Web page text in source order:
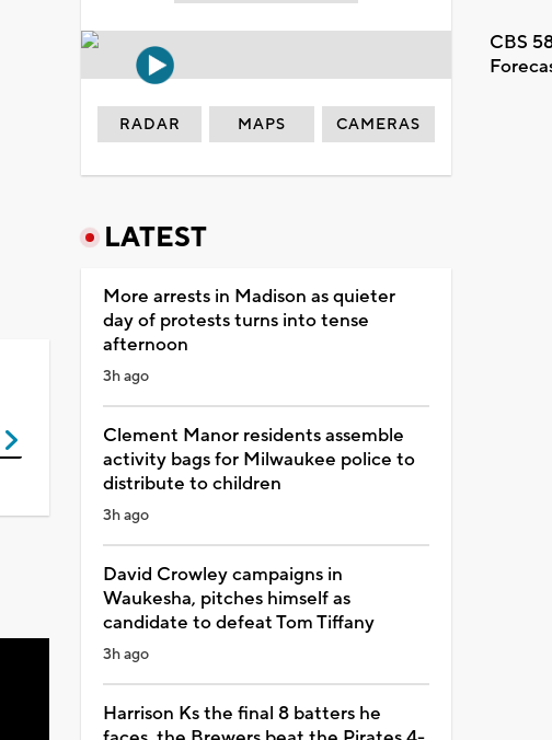
CBS
RADAR MAPS CAMERAS
LATEST
More arrests in Madison as quieter
day of protests turns into tense
afternoon
3h ago
Clement Manor residents assemble
activity bags for Milwaukee police to
distribute to children
3h ago
David Crowley campaigns in
Waukesha, pitches himself as
candidate to defeat Tom Tiffany
3h ago
Harrison Ks the final 8 batters he